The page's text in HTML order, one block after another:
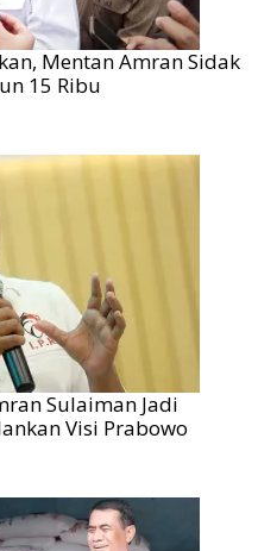
Mentan Amran Sidak
15 Ribu
Sulaiman Jadi
Visi Prabowo